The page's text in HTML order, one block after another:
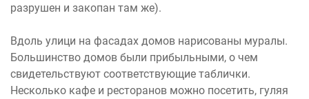
разрушен и закопан там же).
Вдоль улици на фасадах домов нарисованы муралы.
Большинство домов были прибыльными, о чем
свидетельствуют соответствующие таблички.
Несколько кафе и ресторанов можно посетить, гуляя